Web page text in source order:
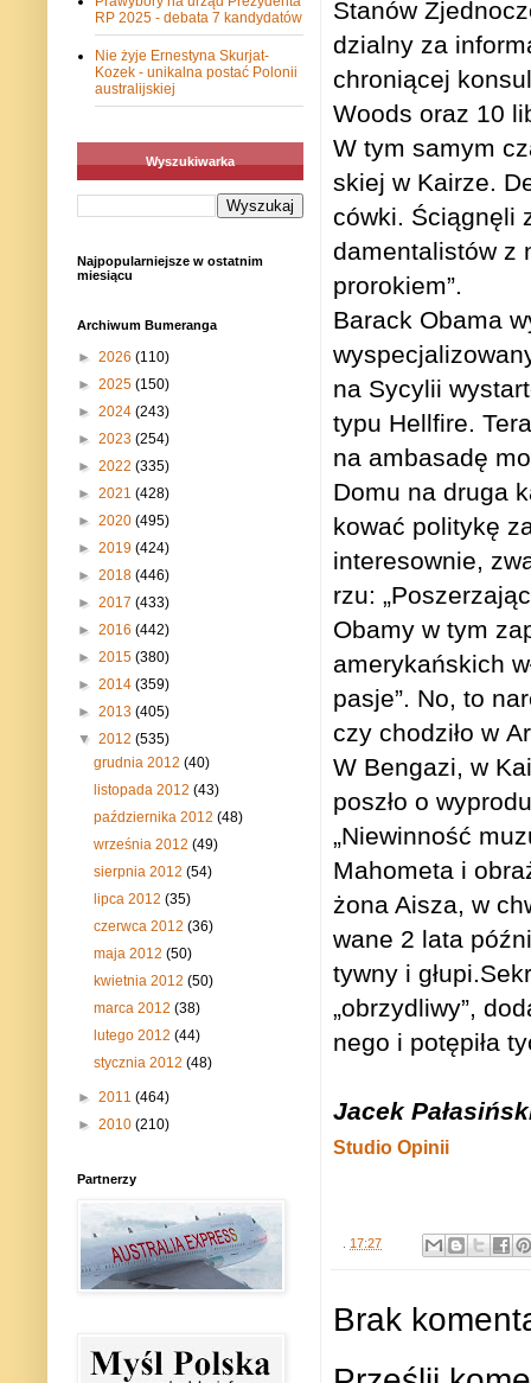
Sta­nów
dzialny za
chro­nią­cej
Woods oraz 10
W tym samym
skiej w Kairze.
cówki. Ścią­gnęli
da­men­ta­li­stów z
prorokiem”.
Barack Obama
na Sycy­lii
typu Hel­l­fire.
na amba­sadę
Domu na druga
ko­wać poli­tykę
inte­re­sow­nie,
rzu:
Obamy w tym
ame­ry­kań­skich
pasje”. No, to
czy cho­dziło w
W Ben­gazi, w
poszło o
„Nie­win­ność
Maho­meta i
żona Aisza, w
wane 2 lata
tywny i
„obrzy­dliwy”,
nego i potę­piła
Jacek
Studio Opinii
. 17:27
Brak
RP 2025 - debata 7 kandydatów
Nie żyje Ernestyna Skurjat-
Kozek - unikalna postać Polonii
australijskiej
Wyszukiwarka
Najpopularniejsze w ostatnim
miesiącu
Archiwum Bumeranga
► 2026 (110)
► 2025 (150)
► 2024 (243)
► 2023 (254)
► 2022 (335)
► 2021 (428)
► 2020 (495)
► 2019 (424)
► 2018 (446)
► 2017 (433)
► 2016 (442)
► 2015 (380)
► 2014 (359)
► 2013 (405)
▼ 2012 (535)
grudnia 2012(40)
listopada 2012(43)
października 2012(48)
września 2012(49)
sierpnia 2012(54)
lipca 2012(35)
czerwca 2012(36)
maja 2012(50)
kwietnia 2012(50)
marca 2012(38)
lutego 2012(44)
stycznia 2012(48)
► 2011 (464)
► 2010 (210)
Partnerzy